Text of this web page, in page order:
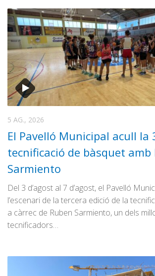
5 AG., 2026
El Pavelló Municipal acull la
tecnificació de bàsquet amb
Sarmiento
Del 3 d’agost al 7 d’agost, el Pavelló
l’escenari de la tercera edició de la
a càrrec de Ruben Sarmiento, un dels
tecnificadors…